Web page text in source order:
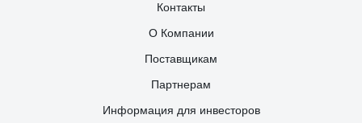
Контакты
О Компании
Поставщикам
Партнерам
Информация для инвесторов